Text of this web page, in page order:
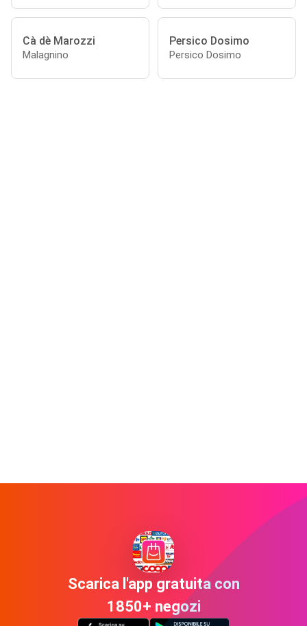
Cà dè Marozzi
Malagnino
Persico Dosimo
Persico Dosimo
Scarica l'app gratuita con
1850+ negozi